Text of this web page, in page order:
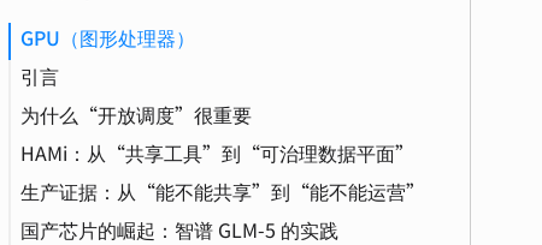
GPU（图形处理器）
引言
Operator（运算器）
Container（容器）
为什么“开放调度”很重要
资源表达的标准化
DRA（Dynamic Resource Allocation）
设备注入的标准化
HAMi：从“共享工具”到“可治理数据平面”
虚拟化（Virtualization）
数据平面视角
生产证据：从“能不能共享”到“能不能运营”
CNCF（云原生计算基金会）
国产芯片的崛起：智谱 GLM-5 的实践